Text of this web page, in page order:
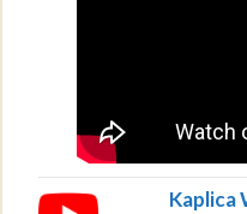
Kaplica